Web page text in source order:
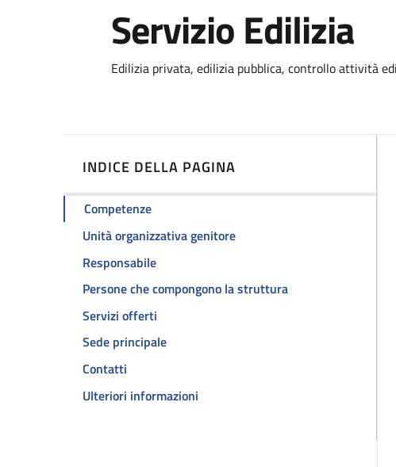
Servizio Edilizia
Dettagli
Edilizia privata, edilizia pubblica, controllo attività
INDICE DELLA PAGINA
Competenze
Unità organizzativa genitore
Responsabile
Persone che compongono la struttura
Servizi offerti
Sede principale
Contatti
Ulteriori informazioni